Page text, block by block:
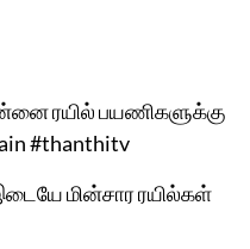
ரயில் பயணிகளுக்கு
#thanthitv
மின்சார ரயில்கள்